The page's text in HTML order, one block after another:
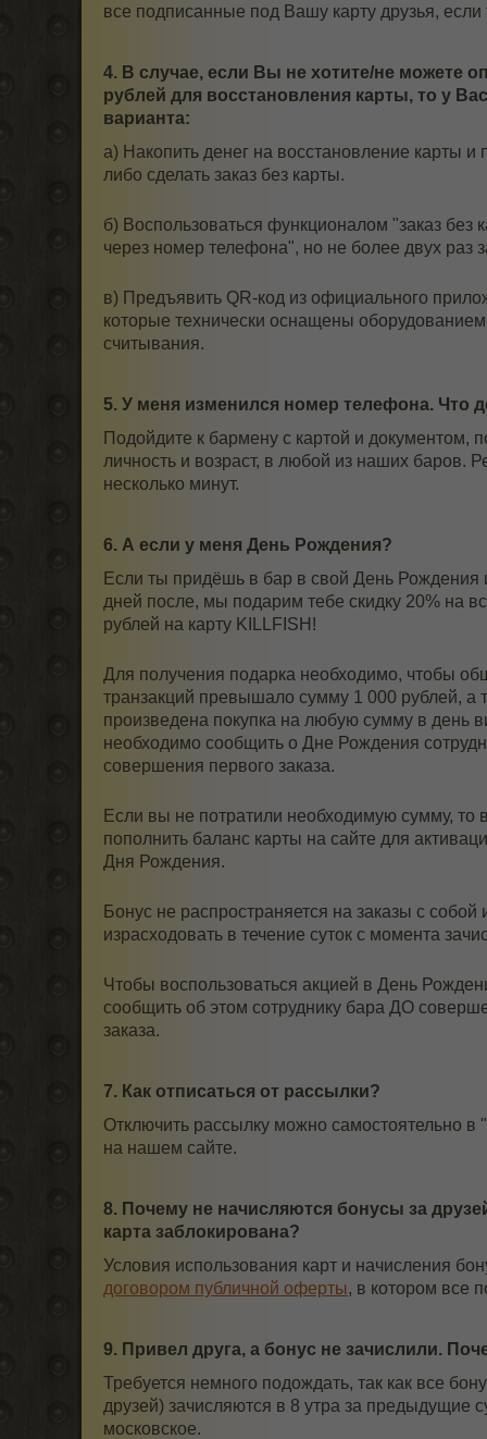
все подписанные под Вашу карту друзья,
4. В случае, если Вы не хотите/не можете
рублей для восстановления карты, то у
варианта:
а) Накопить денег на восстановление карты и
либо сделать заказ без карты.
б) Воспользоваться функционалом "заказ без
через номер телефона", но не более двух раз
в) Предъявить QR-код из официального
которые технически оснащены
считывания.
5. У меня изменился номер телефона. Что
Подойдите к бармену с картой и документом,
личность и возраст, в любой из наших баров.
несколько минут.
6. А если у меня День Рождения?
Если ты придёшь в бар в свой День Рождения
дней после, мы подарим тебе скидку 20% на
рублей на карту KILLFISH!
Для получения подарка необходимо, чтобы
транзакций превышало сумму 1 000 рублей, а
произведена покупка на любую сумму в день
необходимо сообщить о Дне Рождения
совершения первого заказа.
Если вы не потратили необходимую сумму, то
пополнить баланс карты на сайте для
Дня Рождения.
Бонус не распространяется на заказы с собой
израсходовать в течение суток с момента
Чтобы воспользоваться акцией в День
сообщить об этом сотруднику бара ДО
заказа.
7. Как отписаться от рассылки?
Отключить рассылку можно самостоятельно в "
на нашем сайте.
8. Почему не начисляются бонусы за
карта заблокирована?
Условия использования карт и начисления
договором публичной оферты, в котором все
9. Привел друга, а бонус не зачислили.
Требуется немного подождать, так как все
друзей) зачисляются в 8 утра за предыдущие
московское.